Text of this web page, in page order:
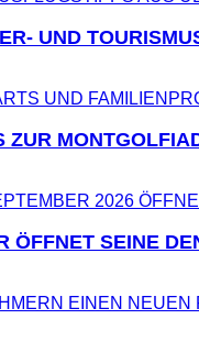
UND
ZUR
ÖFFNET SEINE